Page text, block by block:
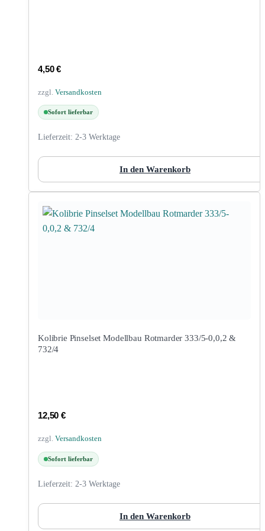
4,50€
zzgl. Versandkosten
Sofort lieferbar
Lieferzeit: 2-3 Werktage
In den Warenkorb
Kolibrie Pinselset Modellbau Rotmarder 333/5-0,0,2 &
732/4
12,50€
zzgl. Versandkosten
Sofort lieferbar
Lieferzeit: 2-3 Werktage
In den Warenkorb